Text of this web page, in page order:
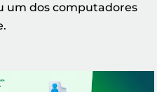
um dos computadores